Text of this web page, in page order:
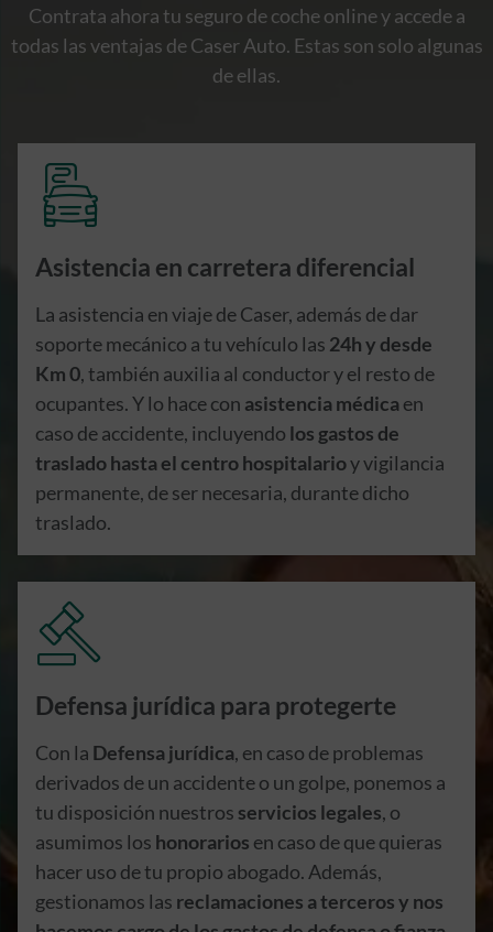
Contrata ahora tu seguro de coche online y accede a
todas las ventajas de Caser Auto. Estas son solo algunas
de ellas.
Asistencia en carretera diferencial
La asistencia en viaje de Caser, además de dar
soporte mecánico a tu vehículo las 24h y desde
Km 0, también auxilia al conductor y el resto de
ocupantes. Y lo hace con asistencia médica en
caso de accidente, incluyendo los gastos de
traslado hasta el centro hospitalarioy vigilancia
permanente, de ser necesaria, durante dicho
traslado.
Defensa jurídica para protegerte
Con la Defensa jurídica, en caso de problemas
derivados de un accidente o un golpe, ponemos a
tu disposición nuestros servicios legales, o
asumimos los honorarios en caso de que quieras
hacer uso de tu propio abogado. Además,
gestionamos las reclamaciones a terceros y nos